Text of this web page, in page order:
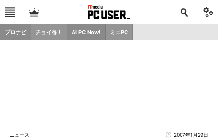
プロナビ チョイ得！ AI PC Now! ミニPC
ニュース 2007年1月29日